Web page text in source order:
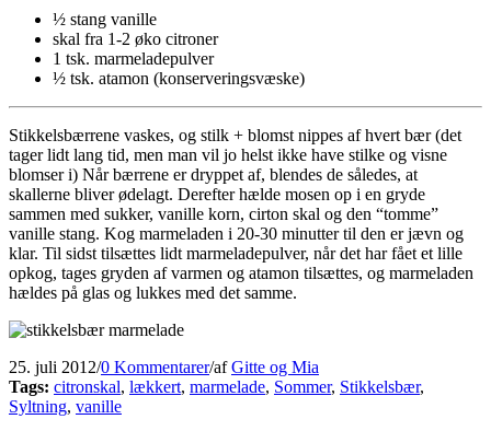
½ stang vanille
skal fra 1-2 øko citroner
1 tsk. marmeladepulver
½ tsk. atamon (konserveringsvæske)
Stikkelsbærrene vaskes, og stilk + blomst nippes af hvert bær (det
tager lidt lang tid, men man vil jo helst ikke have stilke og visne
blomser i) Når bærrene er dryppet af, blendes de således, at
skallerne bliver ødelagt. Derefter hælde mosen op i en gryde
sammen med sukker, vanille korn, cirton skal og den “tomme”
vanille stang. Kog marmeladen i 20-30 minutter til den er jævn og
klar. Til sidst tilsættes lidt marmeladepulver, når det har fået et lille
opkog, tages gryden af varmen og atamon tilsættes, og marmeladen
hældes på glas og lukkes med det samme.
25. juli 2012/0 Kommentarer/afGitte og Mia
Tags: citronskal, lækkert, marmelade, Sommer, Stikkelsbær,
Syltning, vanille